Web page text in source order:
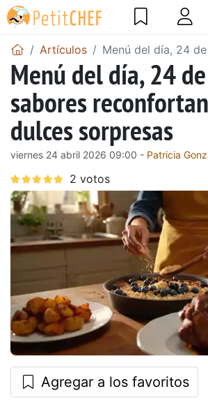
Artículos Menú del día, 24
Menú del día, 24
sabores
dulces sorpresas
viernes 24 abril 2026 09:00 - Patricia
Agregar a los favoritos